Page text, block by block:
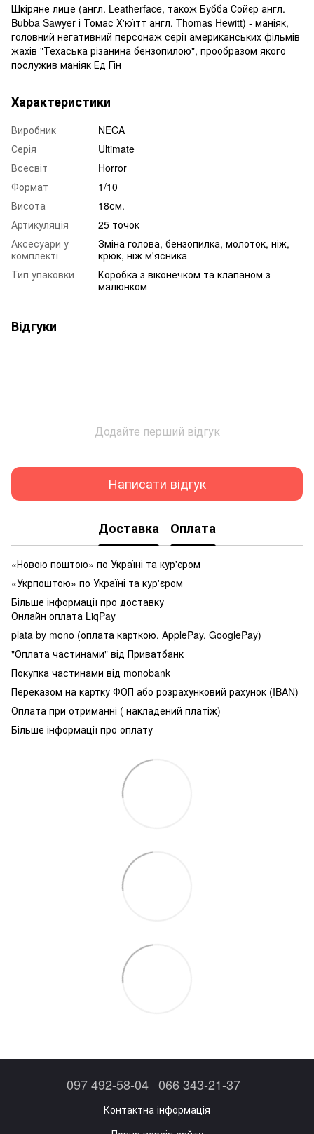
Шкіряне лице (англ. Leatherface, також Бубба Сойєр англ.
Bubba Sawyer і Томас Х'юїтт англ. Thomas Hewitt) - маніяк,
головний негативний персонаж серії американських фільмів
жахів "Техаська різанина бензопилою", прообразом якого
послужив маніяк Ед Гін
Характеристики
Виробник
NECA
Серія
Ultimate
Всесвіт
Horror
Формат
1/10
Висота
18см.
Артикуляція
25 точок
Аксесуари у
комплекті
Зміна голова, бензопилка, молоток, ніж,
крюк, ніж м'ясника
Тип упаковки
Коробка з віконечком та клапаном з
малюнком
Відгуки
Додайте перший відгук
Написати відгук
Доставка Оплата
«Новою поштою» по Україні та кур'єром
«Укрпоштою» по Україні та кур'єром
Більше інформації про доставку
Онлайн оплата LiqPay
plata by mono (оплата карткою, ApplePay, GooglePay)
"Оплата частинами" від Приватбанк
Покупка частинами від monobank
Переказом на картку ФОП або розрахунковий рахунок (IBAN)
Оплата при отриманні ( накладений платіж)
Більше інформації про оплату
097 492-58-04 066 343-21-37
Контактна інформація